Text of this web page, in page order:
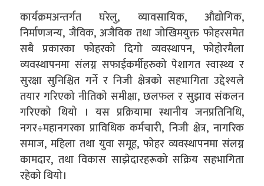
कार्यक्रमअन्तर्गत घरेलु, व्यावसायिक, औद्योगिक,
निर्माणजन्य, जैविक, अजैविक तथा जोखिमयुक्त फोहरसमेत
सबै प्रकारका फोहरको दिगो व्यवस्थापन, फोहोरमैला
व्यवस्थापनमा संलग्न सफाईकर्मीहरुको पेशागत स्वास्थ्य र
सुरक्षा सुनिश्चित गर्ने र निजी क्षेत्रको सहभागिता उद्देश्यले
तयार गरिएको नीतिको समीक्षा, छलफल र सुझाव संकलन
गरिएको थियो । यस प्रक्रियामा स्थानीय जनप्रतिनिधि,
नगर÷महानगरका प्राविधिक कर्मचारी, निजी क्षेत्र, नागरिक
समाज, महिला तथा युवा समूह, फोहर व्यवस्थापनमा संलग्न
कामदार, तथा विकास साझेदारहरूको सक्रिय सहभागिता
रहेको थियो।